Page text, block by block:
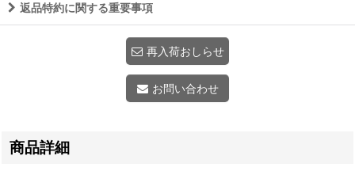
返品特約に関する重要事項
再入荷おしらせ
お問い合わせ
商品詳細